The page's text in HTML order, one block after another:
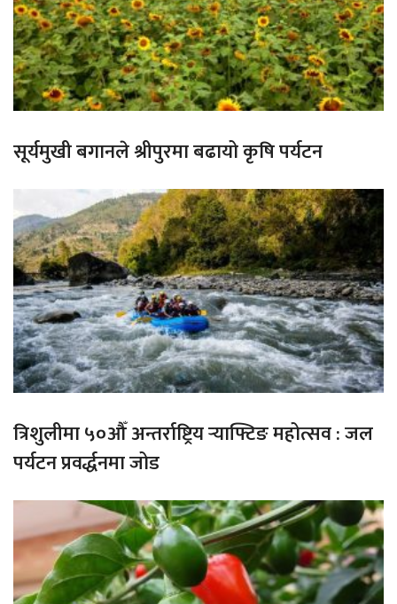
सूर्यमुखी बगानले श्रीपुरमा बढायो कृषि पर्यटन
त्रिशुलीमा ५०औँ अन्तर्राष्ट्रिय र्‍याफ्टिङ महोत्सव : जल
पर्यटन प्रवर्द्धनमा जोड